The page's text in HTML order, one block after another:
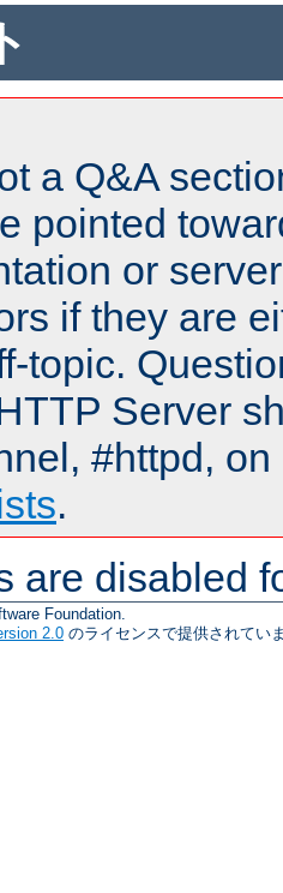
a Q&A
pointed
or
if they are
topic.
Server
#httpd,
.
are disabled
Foundation.
2.0 のライセンスで提供されてい